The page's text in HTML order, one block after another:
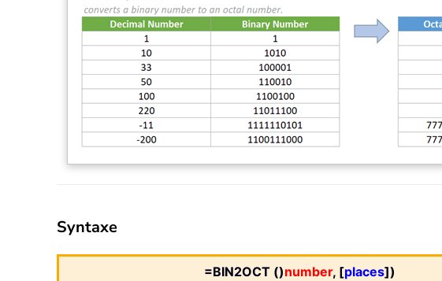
Syntaxe
=BIN2OCT ()number, [places])